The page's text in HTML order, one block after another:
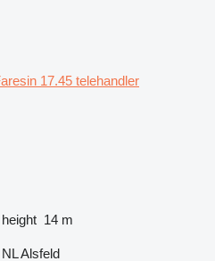
17.45 telehandler
14 m
Alsfeld